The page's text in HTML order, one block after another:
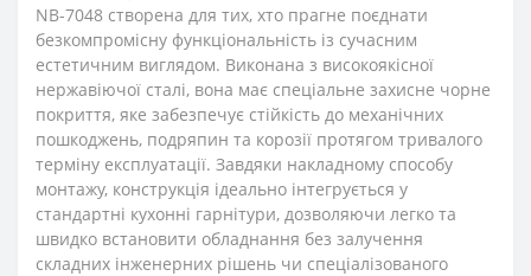
NB-7048 створена для тих, хто прагне поєднати
безкомпромісну функціональність із сучасним
естетичним виглядом. Виконана з високоякісної
нержавіючої сталі, вона має спеціальне захисне чорне
покриття, яке забезпечує стійкість до механічних
пошкоджень, подряпин та корозії протягом тривалого
терміну експлуатації. Завдяки накладному способу
монтажу, конструкція ідеально інтегрується у
стандартні кухонні гарнітури, дозволяючи легко та
швидко встановити обладнання без залучення
складних інженерних рішень чи спеціалізованого